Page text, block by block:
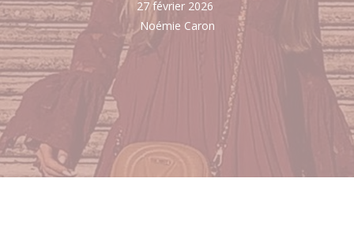
27 février 2026
Noémie Caron